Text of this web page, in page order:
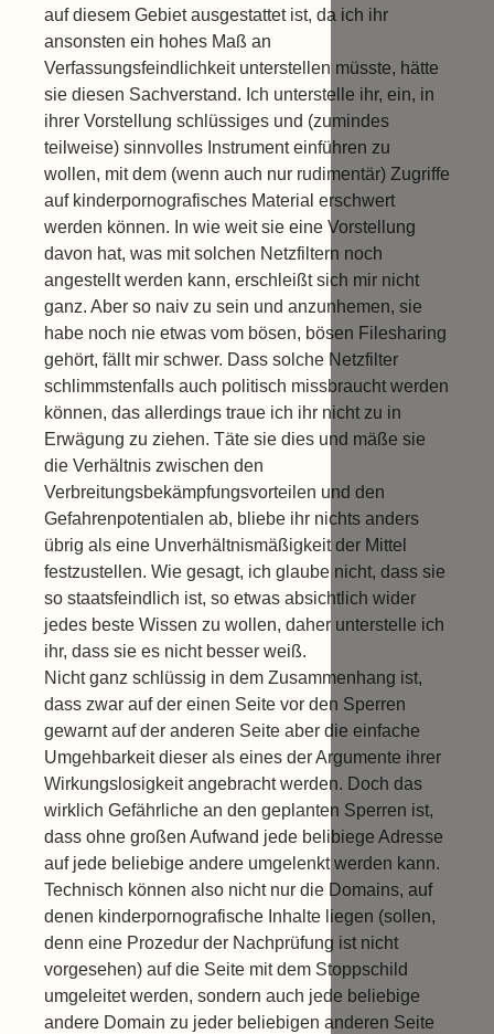
auf diesem Gebiet ausgestattet ist, da ich ihr
ansonsten ein hohes Maß an
Verfassungsfeindlichkeit unterstellen müsste, hätte
sie diesen Sachverstand. Ich unterstelle ihr, ein, in
ihrer Vorstellung schlüssiges und (zumindes
teilweise) sinnvolles Instrument einführen zu
wollen, mit dem (wenn auch nur rudimentär) Zugriffe
auf kinderpornografisches Material erschwert
werden können. In wie weit sie eine Vorstellung
davon hat, was mit solchen Netzfiltern noch
angestellt werden kann, erschleißt sich mir nicht
ganz. Aber so naiv zu sein und anzunhemen, sie
habe noch nie etwas vom bösen, bösen Filesharing
gehört, fällt mir schwer. Dass solche Netzfilter
schlimmstenfalls auch politisch missbraucht werden
können, das allerdings traue ich ihr nicht zu in
Erwägung zu ziehen. Täte sie dies und mäße sie
die Verhältnis zwischen den
Verbreitungsbekämpfungsvorteilen und den
Gefahrenpotentialen ab, bliebe ihr nichts anders
übrig als eine Unverhältnismäßigkeit der Mittel
festzustellen. Wie gesagt, ich glaube nicht, dass sie
so staatsfeindlich ist, so etwas absichtlich wider
jedes beste Wissen zu wollen, daher unterstelle ich
ihr, dass sie es nicht besser weiß.
Nicht ganz schlüssig in dem Zusammenhang ist,
dass zwar auf der einen Seite vor den Sperren
gewarnt auf der anderen Seite aber die einfache
Umgehbarkeit dieser als eines der Argumente ihrer
Wirkungslosigkeit angebracht werden. Doch das
wirklich Gefährliche an den geplanten Sperren ist,
dass ohne großen Aufwand jede belibiege Adresse
auf jede beliebige andere umgelenkt werden kann.
Technisch können also nicht nur die Domains, auf
denen kinderpornografische Inhalte liegen (sollen,
denn eine Prozedur der Nachprüfung ist nicht
vorgesehen) auf die Seite mit dem Stoppschild
umgeleitet werden, sondern auch jede beliebige
andere Domain zu jeder beliebigen anderen Seite